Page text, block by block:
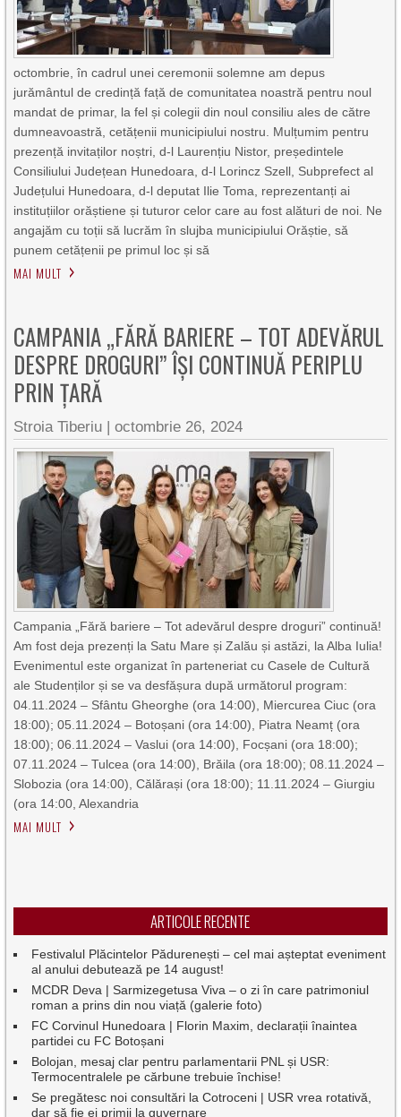
octombrie, în cadrul unei ceremonii solemne am depus
jurământul de credință față de comunitatea noastră pentru noul
mandat de primar, la fel și colegii din noul consiliu ales de către
dumneavoastră, cetățenii municipiului nostru. Mulțumim pentru
prezență invitaților noștri, d-l Laurențiu Nistor, președintele
Consiliului Județean Hunedoara, d-l Lorincz Szell, Subprefect al
Județului Hunedoara, d-l deputat Ilie Toma, reprezentanți ai
instituțiilor orăștiene și tuturor celor care au fost alături de noi. Ne
angajăm cu toții să lucrăm în slujba municipiului Orăștie, să
punem cetățenii pe primul loc și să
MAI MULT
CAMPANIA „FĂRĂ BARIERE – TOT ADEVĂRUL
DESPRE DROGURI” ÎȘI CONTINUĂ PERIPLU
PRIN ȚARĂ
Stroia Tiberiu |octombrie 26, 2024
Campania „Fără bariere – Tot adevărul despre droguri” continuă!
Am fost deja prezenți la Satu Mare și Zalău și astăzi, la Alba Iulia!
Evenimentul este organizat în parteneriat cu Casele de Cultură
ale Studenților și se va desfășura după următorul program:
04.11.2024 – Sfântu Gheorghe (ora 14:00), Miercurea Ciuc (ora
18:00); 05.11.2024 – Botoșani (ora 14:00), Piatra Neamț (ora
18:00); 06.11.2024 – Vaslui (ora 14:00), Focșani (ora 18:00);
07.11.2024 – Tulcea (ora 14:00), Brăila (ora 18:00); 08.11.2024 –
Slobozia (ora 14:00), Călărași (ora 18:00); 11.11.2024 – Giurgiu
(ora 14:00, Alexandria
MAI MULT
ARTICOLE RECENTE
Festivalul Plăcintelor Pădurenești – cel mai așteptat eveniment
al anului debutează pe 14 august!
MCDR Deva | Sarmizegetusa Viva – o zi în care patrimoniul
roman a prins din nou viață (galerie foto)
FC Corvinul Hunedoara | Florin Maxim, declarații înaintea
partidei cu FC Botoșani
Bolojan, mesaj clar pentru parlamentarii PNL și USR:
Termocentralele pe cărbune trebuie închise!
Se pregătesc noi consultări la Cotroceni | USR vrea rotativă,
dar să fie ei primii la guvernare